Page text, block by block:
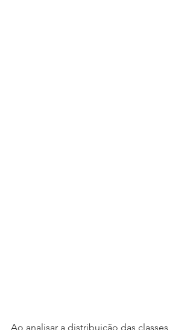
Ao analisar a distribuição das classes,